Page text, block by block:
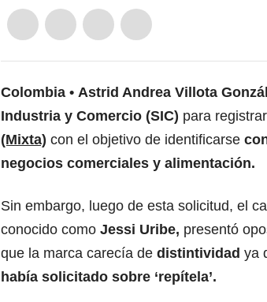
Colombia Astrid Andrea Villota
Industria y Comercio (SIC) para
(Mixta) con el objetivo de identificarse
negocios comerciales y alimentación.
Sin embargo, luego de esta solicitud, el
conocido como Jessi Uribe, presentó
que la marca carecía de distintividad ya
había solicitado sobre ‘repítela’.